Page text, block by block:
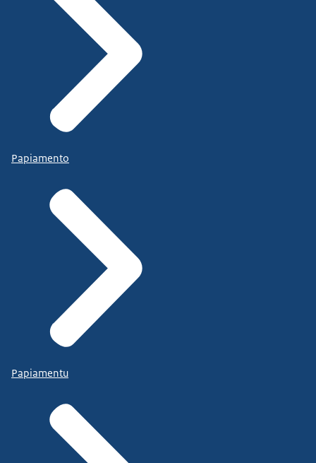
Papiamento
Papiamentu